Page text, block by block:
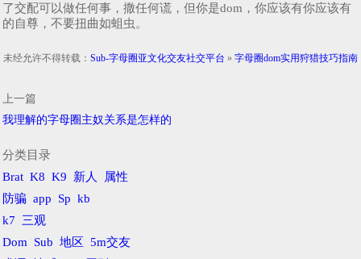
了交配可以做任何事，撒任何谎，但你是dom，你应该有你应该有
的自尊，不要扭曲如蛆虫。
未经允许不得转载： Sub-字母圈亚文化交友社交平台 » 字母圈dom实用狩猎技巧指南
上一篇
我理解的字母圈主奴关系是怎样的
分类目录
Brat K8 K9 新人
属性
防骗 app Sp kb
k7
三观
Dom
Sub 地区
5m交友